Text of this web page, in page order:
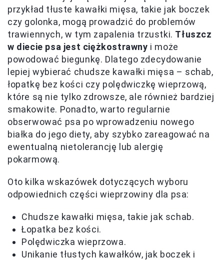
przykład tłuste kawałki mięsa, takie jak boczek
czy golonka, mogą prowadzić do problemów
trawiennych, w tym zapalenia trzustki. Tłuszcz
w diecie psa jest ciężkostrawny i może
powodować biegunkę. Dlatego zdecydowanie
lepiej wybierać chudsze kawałki mięsa – schab,
łopatkę bez kości czy polędwiczkę wieprzową,
które są nie tylko zdrowsze, ale również bardziej
smakowite. Ponadto, warto regularnie
obserwować psa po wprowadzeniu nowego
białka do jego diety, aby szybko zareagować na
ewentualną nietolerancję lub alergię
pokarmową.
Oto kilka wskazówek dotyczących wyboru
odpowiednich części wieprzowiny dla psa:
Chudsze kawałki mięsa, takie jak schab.
Łopatka bez kości.
Polędwiczka wieprzowa.
Unikanie tłustych kawałków, jak boczek i